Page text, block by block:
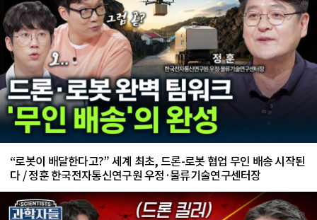
“로봇이 배달한다고?” 세계 최초, 드론-로봇 협업 무인 배송 시작된
다 / 정훈 한국전자통신연구원 우정·물류기술연구센터장